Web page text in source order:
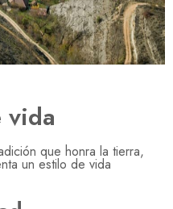
vida
que honra la tierra,
un estilo de vida